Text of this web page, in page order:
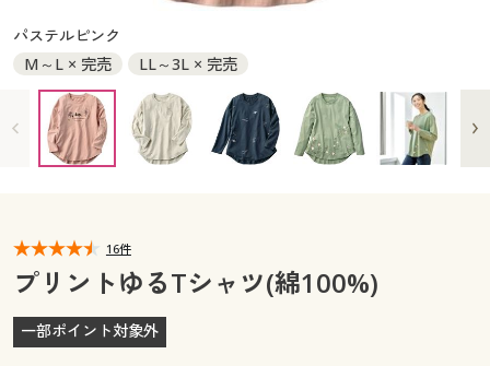
大きいサイズ 事務・制服
カタログ・チラシからのご注文
デジタルカタログ
カタログ無料プレゼント
マイページ
閲覧履歴
カタログ無料プレゼント
会員メニュー
閲覧履歴
パステルピンク
M～L × 完売
LL～3L × 完売
16件
プリントゆるTシャツ(綿100%)
一部ポイント対象外